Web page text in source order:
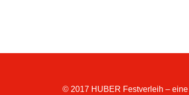
© 2017 HUBER Festverleih – eine